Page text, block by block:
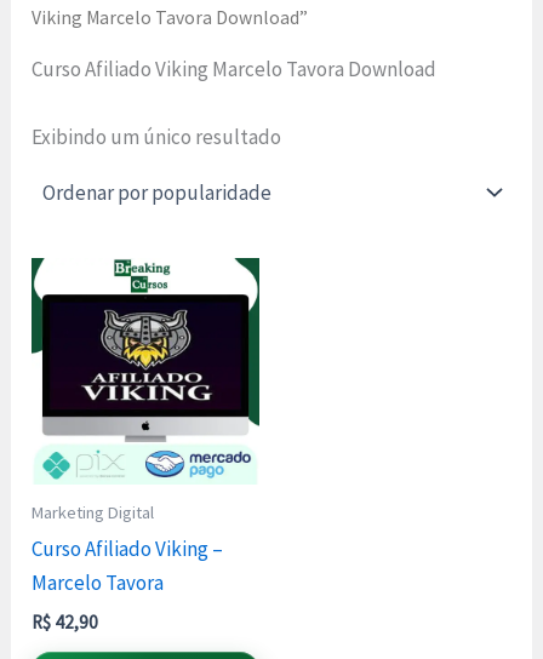
Viking Marcelo Tavora Download”
Curso Afiliado Viking Marcelo Tavora Download
Exibindo um único resultado
Marketing Digital
Curso Afiliado Viking –
Marcelo Tavora
R$ 42,90